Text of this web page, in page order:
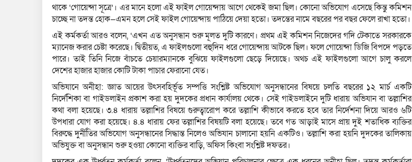
থাকে ‘গোয়েন্দা সূত্রে’। এর মানে হলো এই ফাইল গোয়েন্দায় আগে থেকেই জমা ছিল। কোনো অভিযোগ এসেছে কিন্তু কমিশন
চাচ্ছে না তদন্ত হোক—এমন হলে সেই ফাইল গোয়েন্দায় পাঠিয়ে দেয়া হতো। তদন্তের নামে বছরের পর বছর ফেলে রাখা হতো।
এই কর্মকর্তা আরও বলেন, ‘এখন এত অনুসন্ধান শুরু মূলত দুটি কারণে। প্রথম এই কমিশন নিজেদের গদি টেকাতে সরকারকে
ম্যানেজ করার চেষ্টা করেছে। দ্বিতীয়ত, এ ফাইলগুলো বহুদিন ধরে গোয়েন্দায় আটকে ছিল। ফলে গোয়েন্দা ডিজি বিপদে পড়তে
পারে। তাই তিনি নিজে বাঁচতে চেয়ারম্যানকে বুঝিয়ে ফাইলগুলো ছেড়ে দিয়েছে। অথচ এই ফাইলগুলো আগে চালু করলে
দেশের হাজার হাজার কোটি টাকা পাচার ফেরানো যেত।
অভিযানে অনীহা: জ্ঞাত আয়ের উৎসবহির্ভূত সম্পত্তি সংশ্লিষ্ট অভিযোগ অনুসন্ধানের বিষয়ে চলতি বছরের ১২ মার্চ একটি
নির্দেশিকা বা গাইডলাইন প্রকাশ করা হয় দুদকের প্রধান কার্যালয় থেকে। সেই গাইডলাইনে দুটি ধারায় অভিযান বা তল্লাশির
কথা বলা হয়েছে। ৩.৪ ধারায় তল্লাশির বিষয়ে গুরুত্বারোপ করে তল্লাশি কীভাবে করতে হবে তার নির্দেশনা দিয়ে আরও ৬টি
উপধারা যোগ করা হয়েছে। ৪.৪ ধারায় ফের তল্লাশির বিষয়টি বলা হয়েছে। তবে গত আড়াই মাসে প্রায় দুই শতাধিক ব্যক্তির
বিরুদ্ধে দুর্নীতির অভিযোগ অনুসন্ধানের সিদ্ধান্ত নিলেও অভিযান চালানো হয়নি একটিও। তল্লাশি করা হয়নি দুদকের তালিকায়
অভিযুক্ত বা অনুসন্ধান শুরু হওয়া কোনো ব্যক্তির বাড়ি, অফিস কিংবা সংশ্লিষ্ট দফতর।